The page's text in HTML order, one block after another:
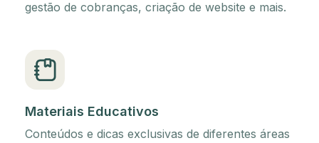
gestão de cobranças, criação de website e mais.
Materiais Educativos
Conteúdos e dicas exclusivas de diferentes áreas